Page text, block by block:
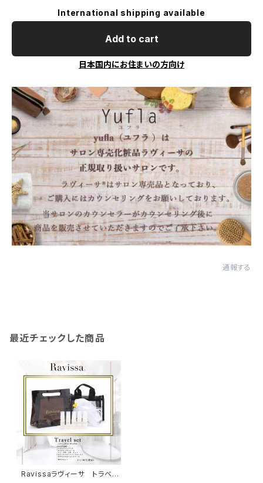
International shipping available
Add to cart
日本国内にお住まいの方向け
通報する
最近チェックした商品
Ravissaラヴィーサ トラベル